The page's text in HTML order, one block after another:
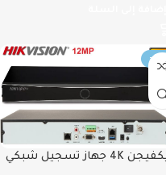
-41%
هيكفيجن 4K جهاز تسجيل شبكي